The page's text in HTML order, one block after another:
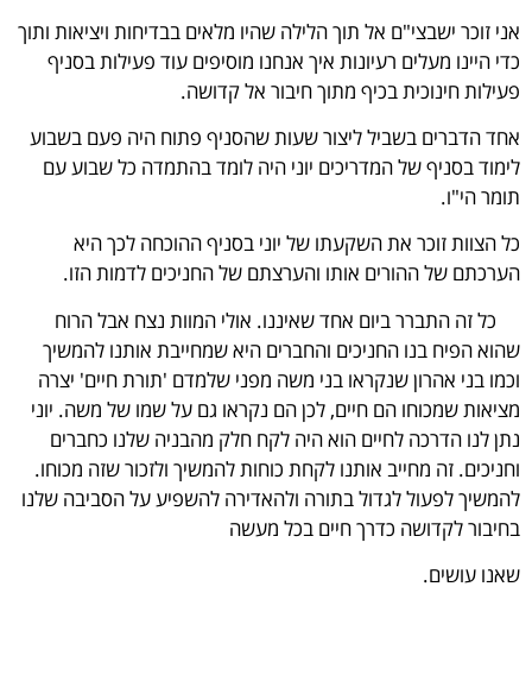
אני זוכר ישבצי"ם אל תוך הלילה שהיו מלאים בבדיחות ויציאות ותוך
כדי היינו מעלים רעיונות איך אנחנו מוסיפים עוד פעילות בסניף
פעילות חינוכית בכיף מתוך חיבור אל קדושה.
אחד הדברים בשביל ליצור שעות שהסניף פתוח היה פעם בשבוע
לימוד בסניף של המדריכים יוני היה לומד בהתמדה כל שבוע עם
תומר הי"ו.
כל הצוות זוכר את השקעתו של יוני בסניף ההוכחה לכך היא
הערכתם של ההורים אותו והערצתם של החניכים לדמות הזו.
כל זה התברר ביום אחד שאיננו. אולי המוות נצח אבל הרוח
שהוא הפיח בנו החניכים והחברים היא שמחייבת אותנו להמשיך
וכמו בני אהרון שנקראו בני משה מפני שלמדם 'תורת חיים' יצרה
מציאות שמכוחו הם חיים, לכן הם נקראו גם על שמו של משה. יוני
נתן לנו הדרכה לחיים הוא היה לקח חלק מהבניה שלנו כחברים
וחניכים. זה מחייב אותנו לקחת כוחות להמשיך ולזכור שזה מכוחו.
להמשיך לפעול לגדול בתורה ולהאדירה להשפיע על הסביבה שלנו
בחיבור לקדושה כדרך חיים בכל מעשה
שאנו עושים.